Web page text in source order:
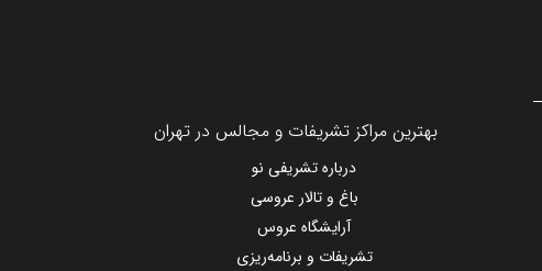
بهترین مراکز تشریفات و مجالس در تهران
درباره تشریفی نو
باغ و تالار عروسی
آرایشگاه عروس
تشریفات و برنامه‌ریزی